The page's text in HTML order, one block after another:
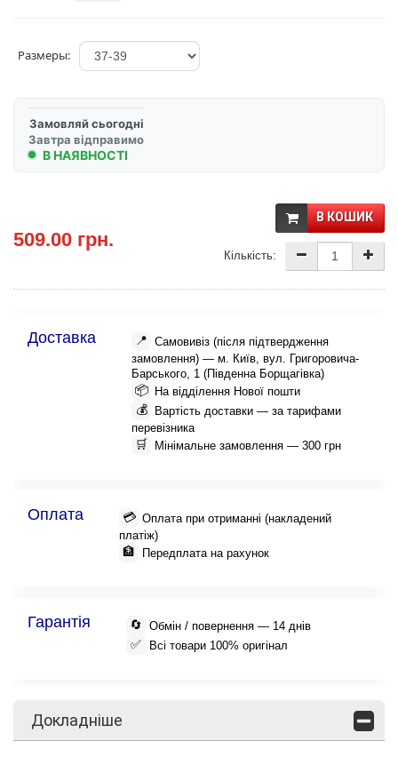
Размеры:
Замовляй сьогодні
Завтра відправимо
В НАЯВНОСТІ
509.00 грн.
В КОШИК
Кількість:
Доставка 📍 Самовивіз (після підтвердження
замовлення) — м. Київ, вул. Григоровича-
Барського, 1 (Південна Борщагівка)
📦 На відділення Нової пошти
💰
Вартість доставки — за тарифами
перевізника
🛒 Мінімальне замовлення — 300 грн
Оплата 💳 Оплата при отриманні (накладений
платіж)
🏦 Передплата на рахунок
Гарантія 🔄 Обмін / повернення — 14 днів
✅ Всі товари 100% оригінал
Докладніше